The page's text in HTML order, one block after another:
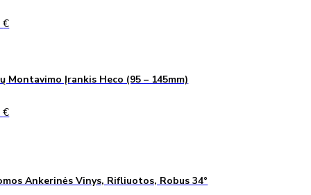
€
Montavimo Įrankis Heco (95 – 145mm)
€
Ankerinės Vinys, Rifliuotos, Robus 34°